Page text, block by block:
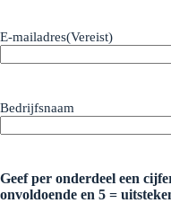
E-mailadres(Vereist)
Bedrijfsnaam
Geef per onderdeel een
onvoldoende en 5 =